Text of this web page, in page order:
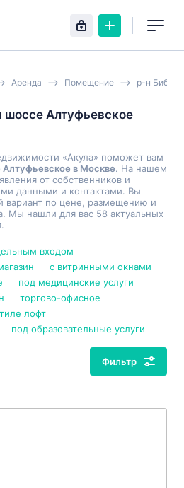
Аренда Помещение р-н
Алтуфьевское
«Акула» поможет вам
в Москве. На нашем
от собственников и
данными и контактами. Вы
вариант по цене, размещению и
Мы нашли для вас 58 актуальных
входом
с витринными окнами
под медицинские услуги
торгово-офисное
лофт
под образовательные услуги
Фильтр